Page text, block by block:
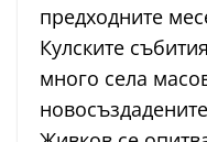
предходните
Кулските
много села